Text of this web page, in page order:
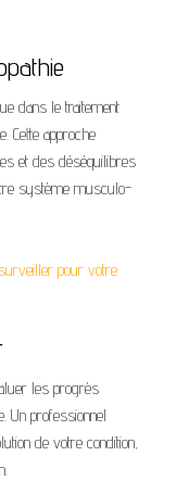
dans le traitement
Cette approche
et des déséquilibres
système musculo-
pour votre
les progrès
Un professionnel
de votre condition,